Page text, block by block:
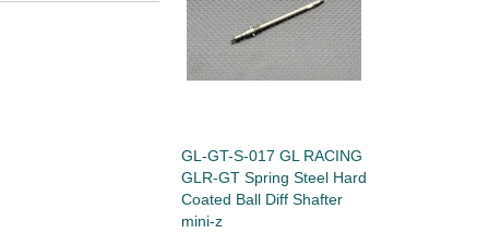
GL-GT-S-017 GL RACING
GLR-GT Spring Steel Hard
Coated Ball Diff Shafter
mini-z